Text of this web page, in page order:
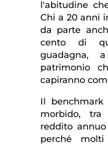
l'abitudine
Chi a 20 anni
da parte
cento di
guadagna,
patrimonio
capiranno
Il
morbido,
reddito
perché molti